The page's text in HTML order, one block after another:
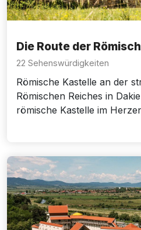
Die Route der
22 Sehenswürdigkeiten
Römische Kastelle an der
Römischen Reiches in
römische Kastelle im